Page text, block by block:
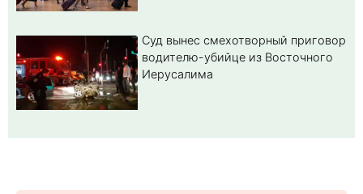
Суд вынес смехотворный приговор
водителю-убийце из Восточного
Иерусалима